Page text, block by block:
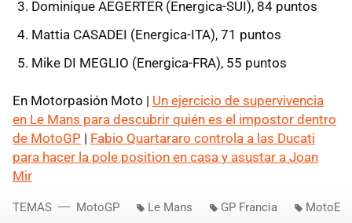
Dominique AEGERTER (Energica-SUI), 84 puntos
Mattia CASADEI (Energica-ITA), 71 puntos
Mike DI MEGLIO (Energica-FRA), 55 puntos
En Motorpasión Moto | Un ejercicio de supervivencia
en Le Mans para descubrir quién es el impostor dentro
de MotoGP | Fabio Quartararo controla a las Ducati
para hacer la pole position en casa y asustar a Joan
Mir
TEMAS MotoGP Le Mans GP Francia MotoE